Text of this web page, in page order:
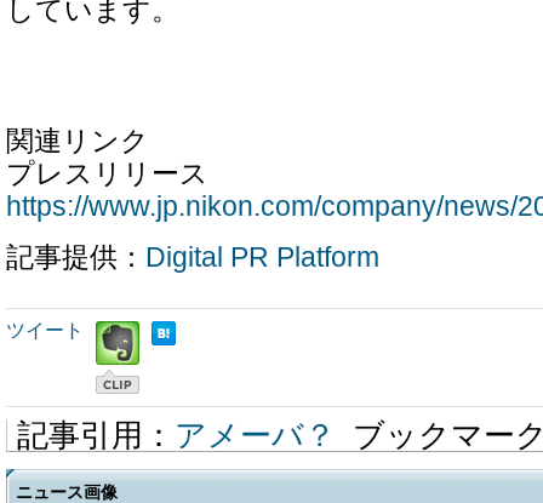
しています。
関連リンク
プレスリリース
https://www.jp.nikon.com/company/news/
記事提供： Digital PR Platform
ツイート
記事引用： アメーバ？ ブックマー
ニュース画像